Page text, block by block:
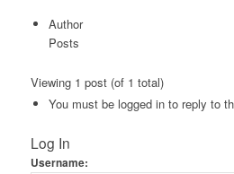
Author
Posts
Viewing 1 post (of 1 total)
You must be logged in to reply to
Log In
Username: